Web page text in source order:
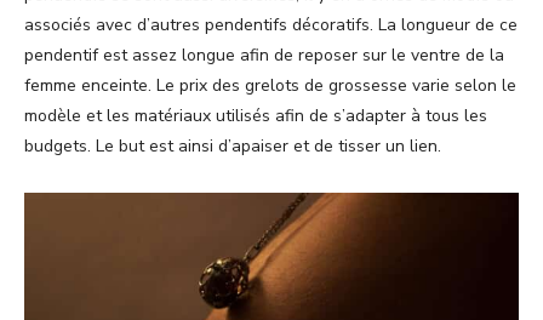
associés avec d’autres pendentifs décoratifs. La longueur de ce
pendentif est assez longue afin de reposer sur le ventre de la
femme enceinte. Le prix des grelots de grossesse varie selon le
modèle et les matériaux utilisés afin de s’adapter à tous les
budgets. Le but est ainsi d’apaiser et de tisser un lien.